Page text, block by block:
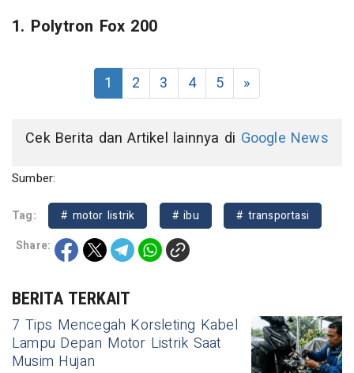
1. Polytron Fox 200
1 2 3 4 5 »
Cek Berita dan Artikel lainnya di Google News
Sumber:
Tag: # motor listrik # ibu
# transportasi
Share:
BERITA TERKAIT
7 Tips Mencegah Korsleting Kabel
Lampu Depan Motor Listrik Saat
Musim Hujan